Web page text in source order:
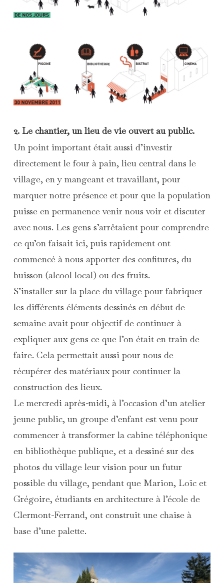
2. Le chantier, un lieu de vie ouvert au public.
Un point important était aussi d’investir
directement le four à pain, lieu central dans le
village, en y mangeant et travaillant, pour
marquer notre présence et pour que la population
puisse en permanence venir nous voir et discuter
avec nous. Les gens s’arrêtaient pour comprendre
ce qu’on faisait ici, puis rapidement ont
commencé à nous apporter des confitures, du
buisson (alcool local) ou des fruits.
S’installer sur la place du village pour fabriquer
les différents éléments dessinés en début de
semaine avait pour objectif de continuer à
expliquer aux gens ce que l’on était en train de
faire. Cela permettait aussi pour nous de
récupérer des matériaux pour continuer la
construction des lieux.
Le mercredi après-midi, à l’occasion d’un atelier
jeune public, un groupe d’enfant est venu pour
commencer à transformer la cabine téléphonique
en bibliothèque publique, et a dessiné sur des
photos du village leur vision pour un futur
possible du village, pendant que Marion, Loïc et
Grégoire, étudiants en architecture à l’école de
Clermont-Ferrand, ont construit une chaise à
base d’une palette.